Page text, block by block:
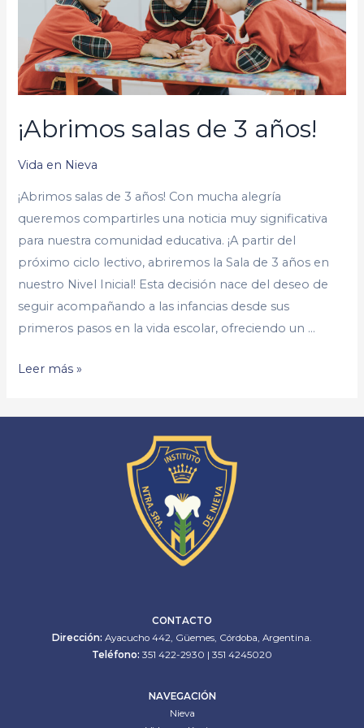
¡Abrimos salas de 3 años!
Vida en Nieva
¡Abrimos salas de 3 años! Con mucha alegría
queremos compartirles una noticia muy significativa
para nuestra comunidad educativa. ¡A partir del
próximo ciclo lectivo, abriremos la Sala de 3 años en
nuestro Nivel Inicial! Esta decisión nace del deseo de
seguir acompañando a las infancias desde sus
primeros pasos en la vida escolar, ofreciendo un …
Leer más »
CONTACTO
Dirección: Ayacucho 442, Güemes, Córdoba, Argentina.
Teléfono: 351 422-2930 | 351 4245020
NAVEGACIÓN
Nieva